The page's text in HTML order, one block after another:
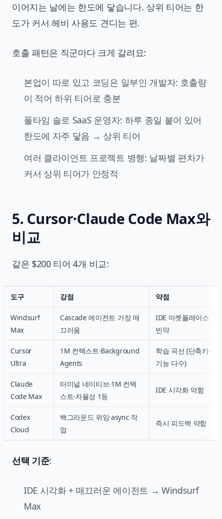
이어지는 날에는 한도에 닿습니다. 상위 티어는 한
도가 커서 헤비 사용도 견디는 편.
호출 패턴은 직군마다 크게 갈려요:
본업이 따로 있고 코딩은 일부인 개발자: 호출량
이 적어 하위 티어로 충분
풀타임 솔로 SaaS 운영자: 하루 종일 붙어 있어
한도에 자주 닿음 → 상위 티어
여러 클라이언트 프로젝트 병행: 날짜별 편차가
커서 상위 티어가 안정적
5. Cursor·Claude Code Max와
비교
같은 $200 티어 4개 비교:
도구 강점 약점
Windsurf
Max
Cascade 에이전트 가장 매
끄러움
IDE 마켓플레이스
빈약
Cursor
Ultra
1M 컨텍스트·Background
Agents
학습 곡선 (단축키·
기능 다수)
Claude
Code Max
터미널 네이티브·1M 컨텍
스트·자율성 1등
IDE 시각화 약함
Codex
Cloud
백그라운드 위임·async 작
업
즉시 피드백 약함
선택 기준:
IDE 시각화 + 매끄러운 에이전트 → Windsurf
Max